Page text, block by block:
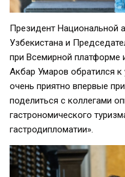
Президент Национальной
Узбекистана и
при Всемирной платформе
Акбар Умаров обратился к
очень приятно впервые
поделиться с коллегами
гастрономического
гастродипломатии».